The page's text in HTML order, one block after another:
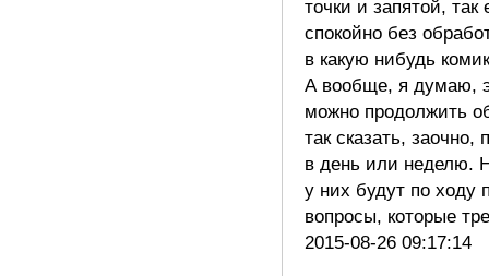
точки и запятой, так
спокойно без
в какую нибудь
А вообще, я думаю,
можно продолжить
так сказать, заочно,
в день или неделю.
у них будут по ходу
вопросы, которые
2015-08-26 09:17:14